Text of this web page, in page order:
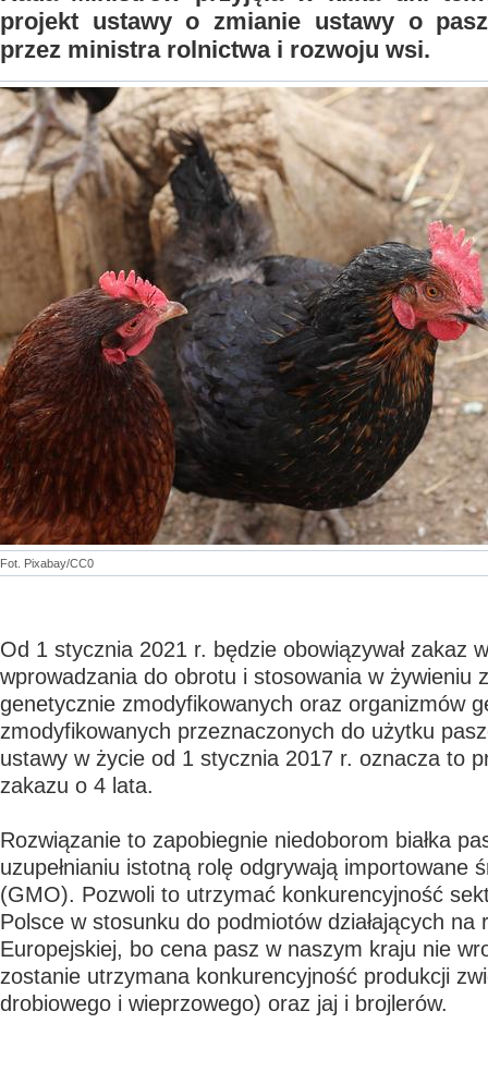
projekt ustawy o zmianie ustawy o
przez ministra rolnictwa i rozwoju wsi.
Fot. Pixabay/CC0
Od 1 stycznia 2021 r. będzie obowiązywał zakaz
wprowadzania do obrotu i stosowania w żywieniu
genetycznie zmodyfikowanych oraz organizmów
zmodyfikowanych przeznaczonych do użytku
ustawy w życie od 1 stycznia 2017 r. oznacza to
zakazu o 4 lata.
Rozwiązanie to zapobiegnie niedoborom białka
uzupełnianiu istotną rolę odgrywają importowane
(GMO). Pozwoli to utrzymać konkurencyjność
Polsce w stosunku do podmiotów działających na
Europejskiej, bo cena pasz w naszym kraju nie
zostanie utrzymana konkurencyjność produkcji
drobiowego i wieprzowego) oraz jaj i brojlerów.